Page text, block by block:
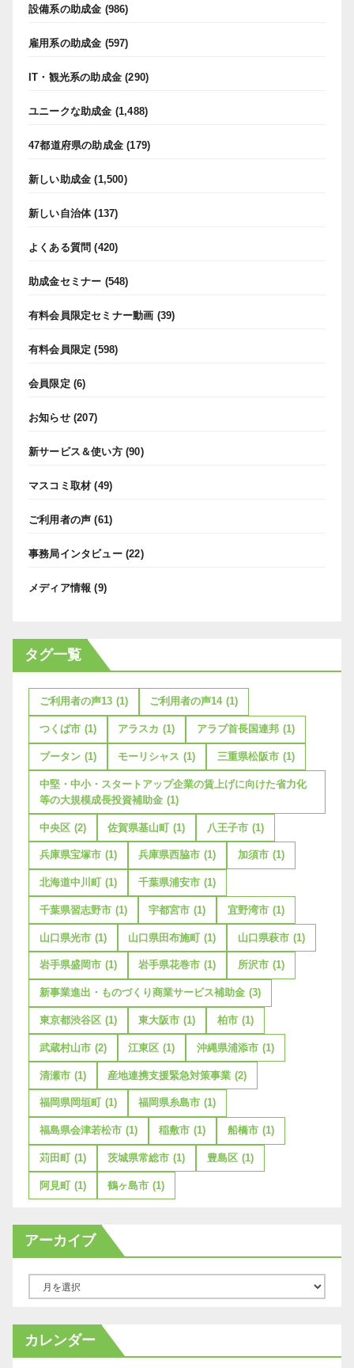
設備系の助成金 (986)
雇用系の助成金 (597)
IT・観光系の助成金 (290)
ユニークな助成金 (1,488)
47都道府県の助成金 (179)
新しい助成金 (1,500)
新しい自治体(137)
よくある質問 (420)
助成金セミナー (548)
有料会員限定セミナー動画 (39)
有料会員限定 (598)
会員限定 (6)
お知らせ(207)
新サービス＆使い方(90)
マスコミ取材 (49)
ご利用者の声 (61)
事務局インタビュー(22)
メディア情報 (9)
タグ一覧
ご利用者の声13 (1) ご利用者の声14 (1)
つくば市 (1) アラスカ (1) アラブ首長国連邦 (1)
ブータン (1) モーリシャス (1) 三重県松阪市 (1)
中堅・中小・スタートアップ企業の賃上げに向けた省力化
等の大規模成長投資補助金 (1)
中央区 (2) 佐賀県基山町 (1) 八王子市 (1)
兵庫県宝塚市 (1) 兵庫県西脇市 (1) 加須市 (1)
北海道中川町 (1) 千葉県浦安市 (1)
千葉県習志野市 (1) 宇都宮市 (1) 宜野湾市 (1)
山口県光市 (1) 山口県田布施町 (1) 山口県萩市 (1)
岩手県盛岡市 (1) 岩手県花巻市 (1) 所沢市 (1)
新事業進出・ものづくり商業サービス補助金 (3)
東京都渋谷区 (1) 東大阪市 (1) 柏市 (1)
武蔵村山市 (2) 江東区 (1) 沖縄県浦添市 (1)
清瀬市 (1) 産地連携支援緊急対策事業 (2)
福岡県岡垣町 (1) 福岡県糸島市 (1)
福島県会津若松市 (1) 稲敷市 (1) 船橋市 (1)
苅田町 (1) 茨城県常総市 (1) 豊島区 (1)
阿見町 (1) 鶴ヶ島市 (1)
アーカイブ
カ
イ
カレンダー